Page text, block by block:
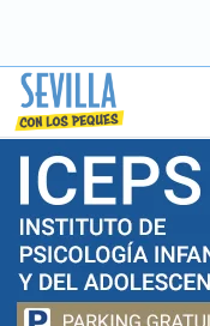
Saltar
contenido